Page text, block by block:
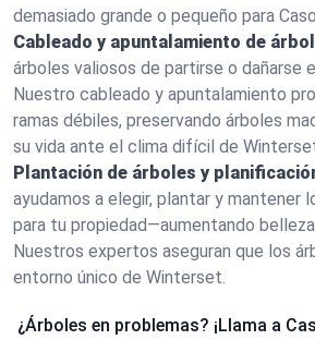
demasiado grande o pequeño para
Cableado y apuntalamiento de
árboles valiosos de partirse o dañarse
Nuestro cableado y apuntalamiento
ramas débiles, preservando árboles
su vida ante el clima difícil de
Plantación de árboles y
ayudamos a elegir, plantar y mantener
para tu propiedad—aumentando
Nuestros expertos aseguran que los
entorno único de Winterset.
¿Árboles en problemas? ¡Llama a